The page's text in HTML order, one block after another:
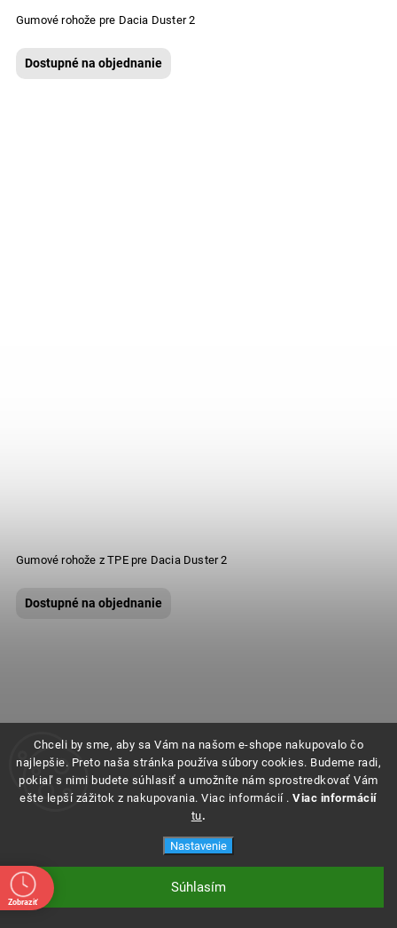
Chceli by sme, aby sa Vám na našom e-shope nakupovalo čo
najlepšie. Preto naša stránka používa súbory cookies. Budeme radi,
pokiaľ s nimi budete súhlasiť a umožníte nám sprostredkovať Vám
ešte lepší zážitok z nakupovania. Viac informácií .Viac informácií
tu.
Nastavenie
Súhlasím
Gumové rohože pre Dacia Duster 2
Dostupné na objednanie
Gumové rohože z TPE pre Dacia Duster 2
Dostupné na objednanie
Zobraziť